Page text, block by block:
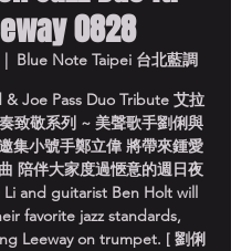
0828
|
Blue Note Taipei 台北藍調
& Joe Pass Duo Tribute 艾拉
致敬系列 ~ 美聲歌手劉俐與
集小號手鄭立偉 將帶來鍾愛
陪伴大家度過愜意的週日夜
Li and guitarist Ben Holt will
favorite jazz standards,
Leeway on trumpet. [ 劉俐